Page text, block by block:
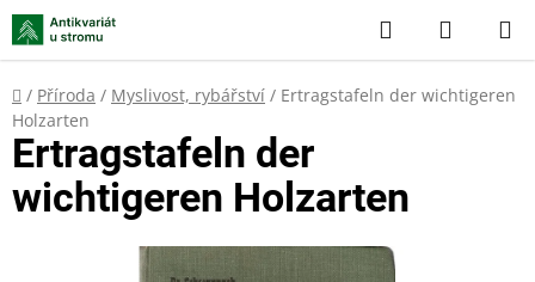
Přejít
na
obsah
Hledat
KOŠÍK
Domů
/ Příroda / Myslivost, rybářství / Ertragstafeln der wichtigeren
Holzarten
Ertragstafeln der
wichtigeren Holzarten